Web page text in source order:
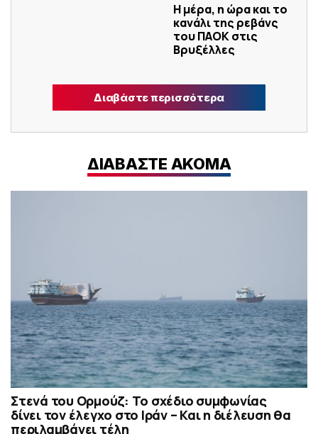
Η μέρα, η ώρα και το
κανάλι της ρεβάνς
του ΠΑΟΚ στις
Βρυξέλλες
Διαβάστε περισσότερα
ΔΙΑΒΑΣΤΕ ΑΚΟΜΑ
Στενά του Ορμούζ: Το σχέδιο συμφωνίας
δίνει τον έλεγχο στο Ιράν – Και η διέλευση θα
περιλαμβάνει τέλη